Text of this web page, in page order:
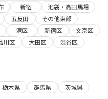
新宿
池袋・高田馬場
五反田
その他東部
港区 新宿区
文京区
川区 大田区
渋谷区
栃木県 群馬県
茨城県